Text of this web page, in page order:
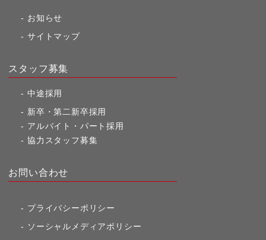
お知らせ
サイトマップ
スタッフ募集
中途採用
新卒・第二新卒採用
アルバイト・パート採用
協力スタッフ募集
お問い合わせ
プライバシーポリシー
ソーシャルメディアポリシー